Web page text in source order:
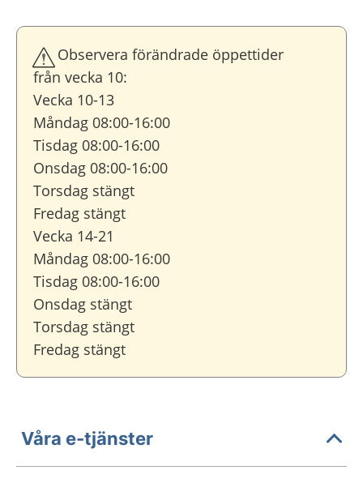
Observera förändrade öppettider
från vecka 10:
Vecka 10-13
Måndag 08:00-16:00
Tisdag 08:00-16:00
Onsdag 08:00-16:00
Torsdag stängt
Fredag stängt
Vecka 14-21
Måndag 08:00-16:00
Tisdag 08:00-16:00
Onsdag stängt
Torsdag stängt
Fredag stängt
Våra e-tjänster